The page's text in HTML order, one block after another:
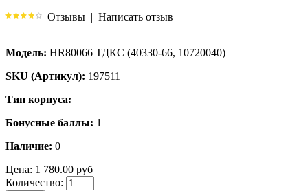
Отзывы | Написать отзыв
Модель: HR80066 ТДКС (40330-66, 10720040)
SKU (Артикул): 197511
Тип корпуса:
Бонусные баллы: 1
Наличие: 0
Цена: 1 780.00 руб
Количество: